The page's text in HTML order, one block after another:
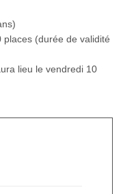
(durée de validité
lieu le vendredi 10